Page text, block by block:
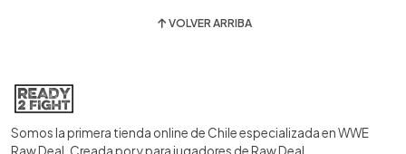
VOLVER ARRIBA
Somos la primera tienda online de Chile especializada en WWE